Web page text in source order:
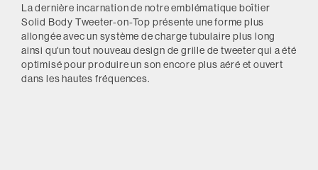
La dernière incarnation de notre emblématique boîtier
Solid Body Tweeter-on-Top présente une forme plus
allongée avec un système de charge tubulaire plus long
ainsi qu'un tout nouveau design de grille de tweeter qui a été
optimisé pour produire un son encore plus aéré et ouvert
dans les hautes fréquences.